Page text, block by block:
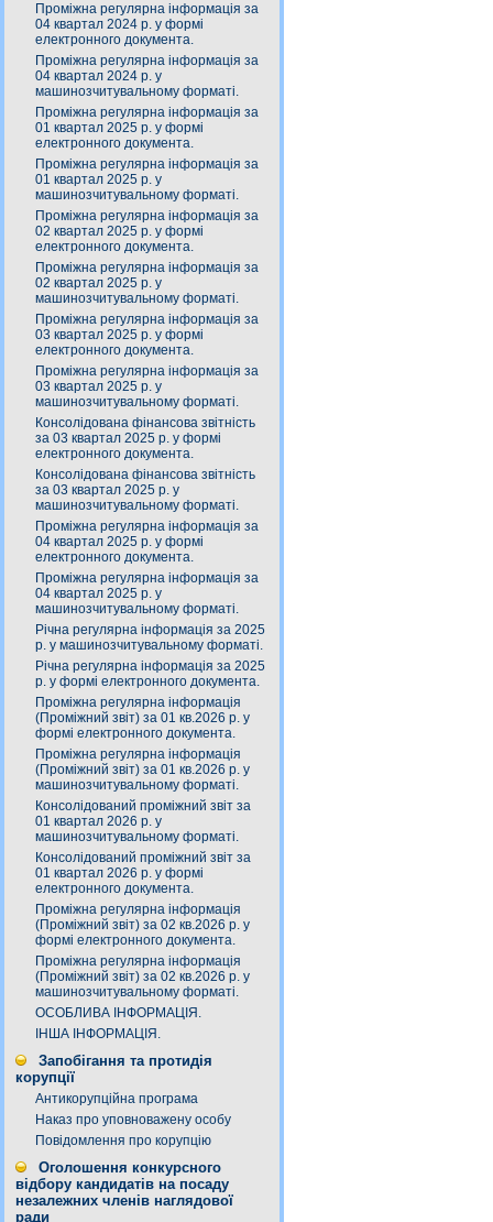
Проміжна регулярна інформація за
04 квартал 2024 р. у формі
електронного документа.
Проміжна регулярна інформація за
04 квартал 2024 р. у
машинозчитувальному форматі.
Проміжна регулярна інформація за
01 квартал 2025 р. у формі
електронного документа.
Проміжна регулярна інформація за
01 квартал 2025 р. у
машинозчитувальному форматі.
Проміжна регулярна інформація за
02 квартал 2025 р. у формі
електронного документа.
Проміжна регулярна інформація за
02 квартал 2025 р. у
машинозчитувальному форматі.
Проміжна регулярна інформація за
03 квартал 2025 р. у формі
електронного документа.
Проміжна регулярна інформація за
03 квартал 2025 р. у
машинозчитувальному форматі.
Консолідована фінансова звітність
за 03 квартал 2025 р. у формі
електронного документа.
Консолідована фінансова звітність
за 03 квартал 2025 р. у
машинозчитувальному форматі.
Проміжна регулярна інформація за
04 квартал 2025 р. у формі
електронного документа.
Проміжна регулярна інформація за
04 квартал 2025 р. у
машинозчитувальному форматі.
Річна регулярна інформація за 2025
р. у машинозчитувальному форматі.
Річна регулярна інформація за 2025
р. у формі електронного документа.
Проміжна регулярна інформація
(Проміжний звіт) за 01 кв.2026 р. у
формі електронного документа.
Проміжна регулярна інформація
(Проміжний звіт) за 01 кв.2026 р. у
машинозчитувальному форматі.
Консолідований проміжний звіт за
01 квартал 2026 р. у
машинозчитувальному форматі.
Консолідований проміжний звіт за
01 квартал 2026 р. у формі
електронного документа.
Проміжна регулярна інформація
(Проміжний звіт) за 02 кв.2026 р. у
формі електронного документа.
Проміжна регулярна інформація
(Проміжний звіт) за 02 кв.2026 р. у
машинозчитувальному форматі.
ОСОБЛИВА ІНФОРМАЦІЯ.
ІНША ІНФОРМАЦІЯ.
Запобігання та протидія
корупції
Антикорупційна програма
Наказ про уповноважену особу
Повідомлення про корупцію
Оголошення конкурсного
відбору кандидатів на посаду
незалежних членів наглядової
ради